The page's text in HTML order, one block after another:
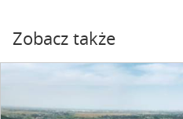
Zobacz także